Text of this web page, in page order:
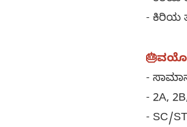
- ಕಿರಿಯ
-
- 2A,
- SC/